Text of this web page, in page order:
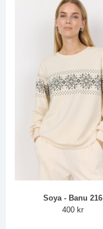
Soya - Banu 216
400 kr